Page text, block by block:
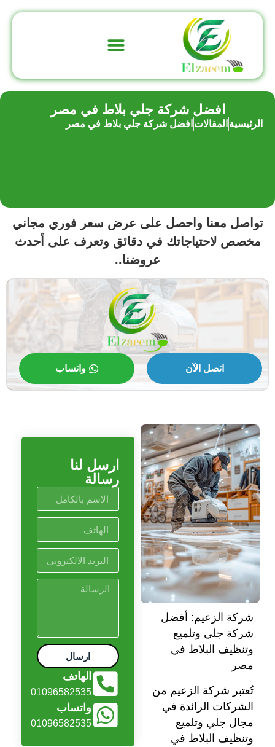
افضل شركة جلي بلاط في مصر
الرئيسية المقالات افضل شركة جلي بلاط في مصر
تواصل معنا واحصل على عرض سعر فوري مجاني
مخصص لاحتياجاتك في دقائق وتعرف على أحدث
عروضنا..
اتصل الآن واتساب
شركة الزعيم: أفضل
شركة جلي وتلميع
وتنظيف البلاط في
مصر
تُعتبر شركة الزعيم من
الشركات الرائدة في
مجال جلي وتلميع
وتنظيف البلاط في
ارسل لنا
رسالة
ارسال
الهاتف
01096582535
واتساب
01096582535